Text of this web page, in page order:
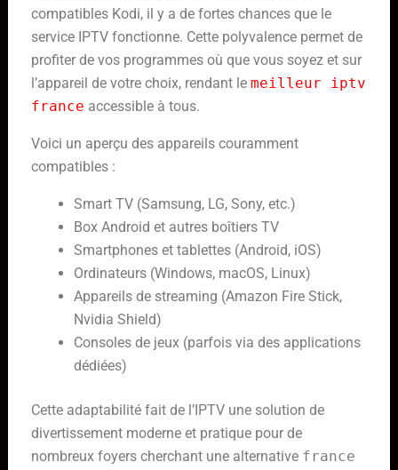
compatibles Kodi, il y a de fortes chances que le
service IPTV fonctionne. Cette polyvalence permet de
profiter de vos programmes où que vous soyez et sur
l’appareil de votre choix, rendant le meilleur iptv
france accessible à tous.
Voici un aperçu des appareils couramment
compatibles :
Smart TV (Samsung, LG, Sony, etc.)
Box Android et autres boîtiers TV
Smartphones et tablettes (Android, iOS)
Ordinateurs (Windows, macOS, Linux)
Appareils de streaming (Amazon Fire Stick,
Nvidia Shield)
Consoles de jeux (parfois via des applications
dédiées)
Cette adaptabilité fait de l’IPTV une solution de
divertissement moderne et pratique pour de
nombreux foyers cherchant une alternative france